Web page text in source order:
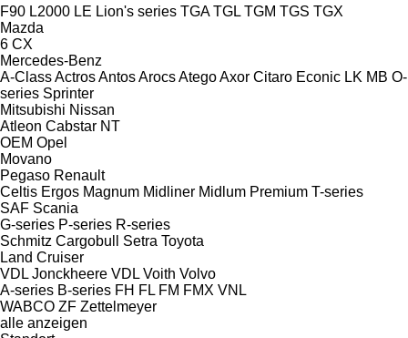
F90 L2000 LE Lion's series TGA TGL TGM TGS TGX
Mazda
6 CX
Mercedes-Benz
A-ClassActrosAntosArocsAtegoAxor Citaro Econic LK MB O-
series Sprinter
Mitsubishi Nissan
Atleon Cabstar NT
OEM Opel
Movano
Pegaso Renault
Celtis Ergos Magnum Midliner Midlum Premium T-series
SAF Scania
G-series P-series R-series
Schmitz Cargobull
Setra Toyota
Land Cruiser
VDL Jonckheere VDL Voith Volvo
A-series B-series FH FL FM FMX VNL
WABCO ZF Zettelmeyer
alle anzeigen